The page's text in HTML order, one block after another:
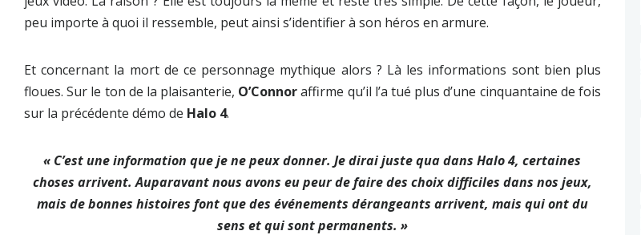
peu importe à quoi il ressemble, peut ainsi s’identifier à son héros en armure.
Et concernant la mort de ce personnage mythique alors ? Là les informations sont bien plus
floues. Sur le ton de la plaisanterie, O’Connoraffirme qu’il l’a tué plus d’une cinquantaine de fois
sur la précédente démo de Halo 4.
« C’est une information que je ne peux donner. Je dirai juste qua dans Halo 4, certaines
choses arrivent. Auparavant nous avons eu peur de faire des choix difficiles dans nos jeux,
mais de bonnes histoires font que des événements dérangeants arrivent, mais qui ont du
sens et qui sont permanents. »